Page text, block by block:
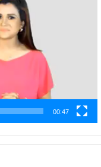
00:47